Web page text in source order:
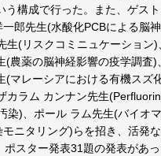
う構成で行った。また、ゲス
郎先生(水酸化PCBによる脳
生(リスクコミニュケーション)
(農薬の脳神経影響の疫学調査)
(マレーシアにおける有機スズ
カラム カンナン先生
染)、ポール ラム先生(バイオ
ニタリング)らを招き、活発
ポスター発表31題の発表があ